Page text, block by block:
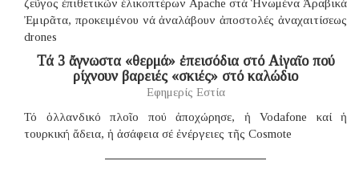
ζεῦγος ἐπιθετικῶν ἑλικοπτέρων Apache στά Ἡνωμένα Ἀραβικά
Ἐμιρᾶτα, προκειμένου νά ἀναλάβουν ἀποστολές ἀναχαιτίσεως
drones
Τά 3 ἄγνωστα «θερμά» ἐπεισόδια στό Αἰγαῖο πού
ρίχνουν βαρειές «σκιές» στό καλώδιο
Εφημερίς Εστία
Τό ὁλλανδικό πλοῖο πού ἀποχώρησε, ἡ Vodafone καί ἡ
τουρκική ἄδεια, ἡ ἀσάφεια σέ ἐνέργειες τῆς Cosmote